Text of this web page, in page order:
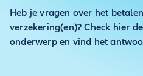
Heb je vragen over het
verzekering(en)? Check hier
onderwerp en vind het